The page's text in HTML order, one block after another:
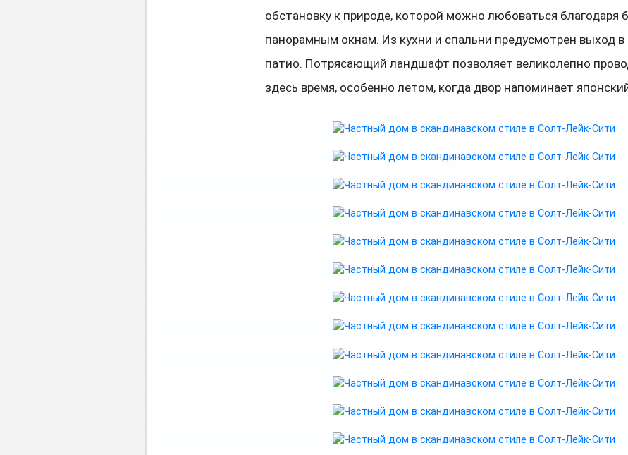
обстановку к природе, которой можно любоваться благодаря
панорамным окнам. Из кухни и спальни предусмотрен выход в
патио. Потрясающий ландшафт позволяет великолепно
здесь время, особенно летом, когда двор напоминает